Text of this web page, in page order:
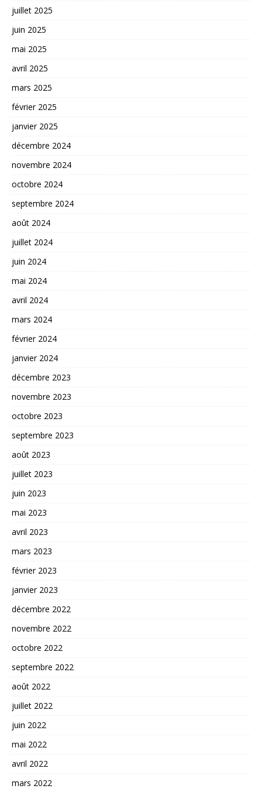
juillet 2025
juin 2025
mai 2025
avril 2025
mars 2025
février 2025
janvier 2025
décembre 2024
novembre 2024
octobre 2024
septembre 2024
août 2024
juillet 2024
juin 2024
mai 2024
avril 2024
mars 2024
février 2024
janvier 2024
décembre 2023
novembre 2023
octobre 2023
septembre 2023
août 2023
juillet 2023
juin 2023
mai 2023
avril 2023
mars 2023
février 2023
janvier 2023
décembre 2022
novembre 2022
octobre 2022
septembre 2022
août 2022
juillet 2022
juin 2022
mai 2022
avril 2022
mars 2022